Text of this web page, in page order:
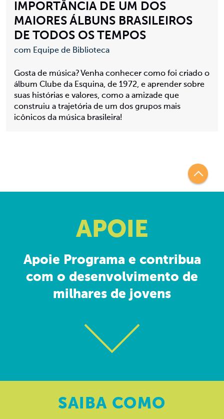
IMPORTÂNCIA DE UM DOS
MAIORES ÁLBUNS BRASILEIROS
DE TODOS OS TEMPOS
com Equipe de Biblioteca
Gosta de música? Venha conhecer como foi criado o
álbum Clube da Esquina, de 1972, e aprender sobre
suas histórias e valores, como a amizade que
construiu a trajetória de um dos grupos mais
icônicos da música brasileira!
APOIE
Apoie Programa e contribua
com o desenvolvimento de
milhares de jovens
SAIBA COMO